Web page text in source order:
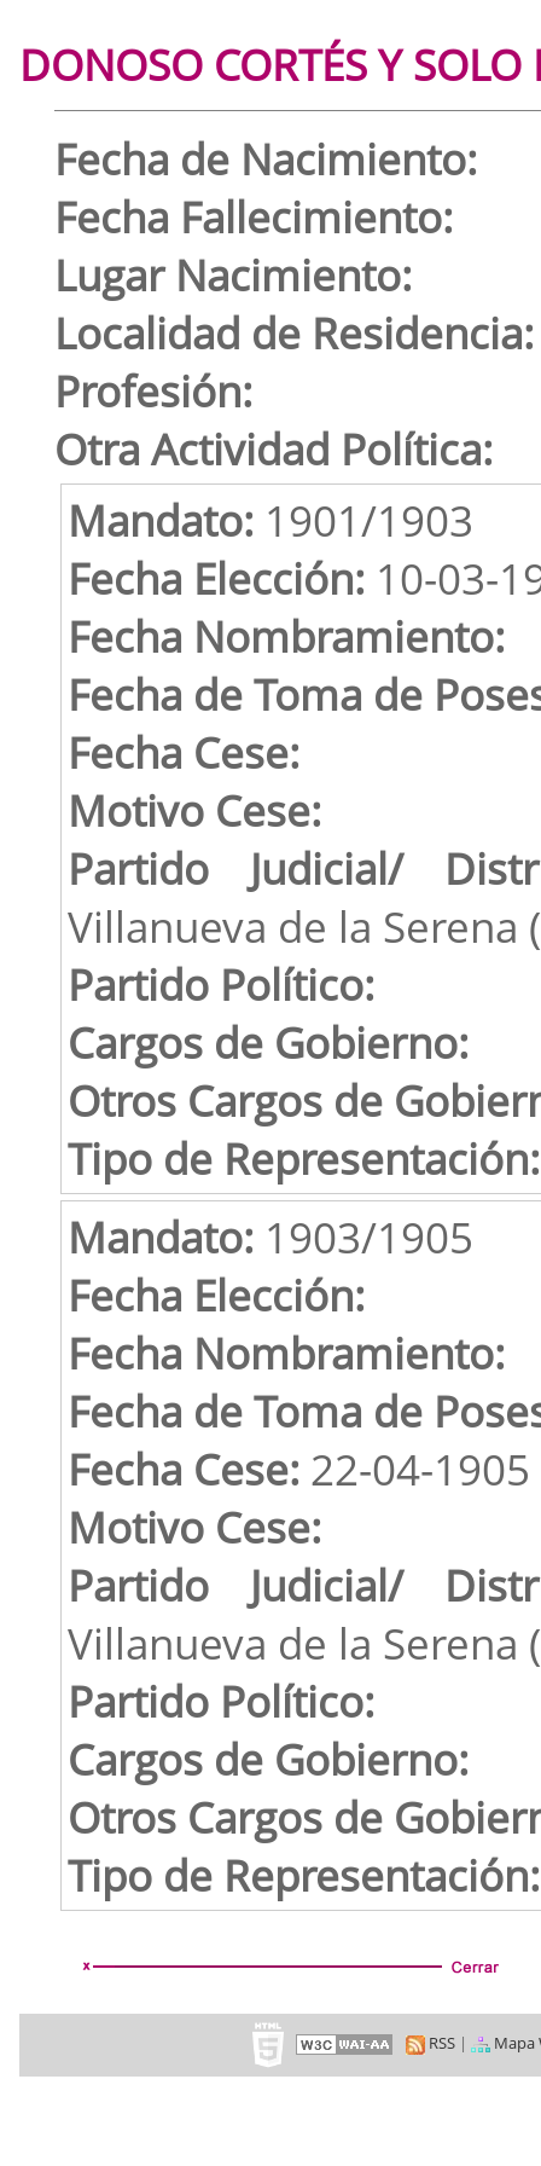
DONOSO CORTÉS Y
Fecha de Nacimiento:
Fecha Fallecimiento:
Lugar Nacimiento:
Localidad de Residencia:
Profesión:
Otra Actividad Política:
Mandato: 1901/1903
Fecha Elección: 10-03-
Fecha Nombramiento:
Fecha de Toma de
Fecha Cese:
Motivo Cese:
Partido Judicial/
Villanueva de la Serena
Partido Político:
Cargos de Gobierno:
Otros Cargos de
Tipo de Representación:
Mandato: 1903/1905
Fecha Elección:
Fecha Nombramiento:
Fecha de Toma de
Fecha Cese: 22-04-1905
Motivo Cese:
Partido Judicial/
Villanueva de la Serena
Partido Político:
Cargos de Gobierno:
Otros Cargos de
Tipo de Representación:
RSS| Mapa